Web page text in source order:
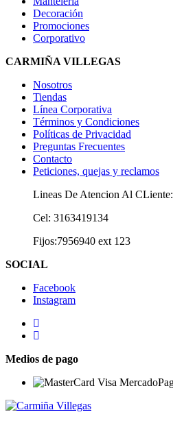
Decoración
Promociones
Corporativo
CARMIÑA VILLEGAS
Nosotros
Tiendas
Línea Corporativa
Términos y Condiciones
Políticas de Privacidad
Preguntas Frecuentes
Contacto
Peticiones, quejas y reclamos
Lineas De Atencion Al CLiente:
Cel: 3163419134
Fijos:7956940 ext 123
SOCIAL
Facebook
Instagram
Medios de pago